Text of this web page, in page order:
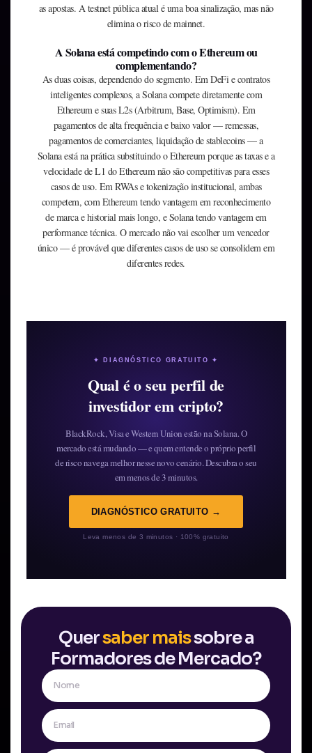
as apostas. A testnet pública atual é uma boa sinalização, mas não
elimina o risco de mainnet.
A Solana está competindo com o Ethereum ou
complementando?
As duas coisas, dependendo do segmento. Em DeFi e contratos
inteligentes complexos, a Solana compete diretamente com
Ethereum e suas L2s (Arbitrum, Base, Optimism). Em
pagamentos de alta frequência e baixo valor — remessas,
pagamentos de comerciantes, liquidação de stablecoins — a
Solana está na prática substituindo o Ethereum porque as taxas e a
velocidade de L1 do Ethereum não são competitivas para esses
casos de uso. Em RWAs e tokenização institucional, ambas
competem, com Ethereum tendo vantagem em reconhecimento
de marca e historial mais longo, e Solana tendo vantagem em
performance técnica. O mercado não vai escolher um vencedor
único — é provável que diferentes casos de uso se consolidem em
diferentes redes.
✦ DIAGNÓSTICO GRATUITO ✦
Qual é o seu perfil de
investidor em cripto?
BlackRock, Visa e Western Union estão na Solana. O
mercado está mudando — e quem entende o próprio perfil
de risco navega melhor nesse novo cenário. Descubra o seu
em menos de 3 minutos.
DIAGNÓSTICO GRATUITO →
Leva menos de 3 minutos · 100% gratuito
Quersaber maissobre a
Formadores de Mercado?